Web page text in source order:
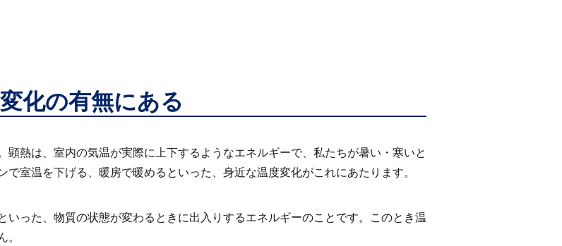
化の有無にある
熱は、室内の気温が実際に上下するようなエネルギーで、私たちが暑い・寒いと
室温を下げる、暖房で暖めるといった、身近な温度変化がこれにあたります。
った、物質の状態が変わるときに出入りするエネルギーのことです。このとき温